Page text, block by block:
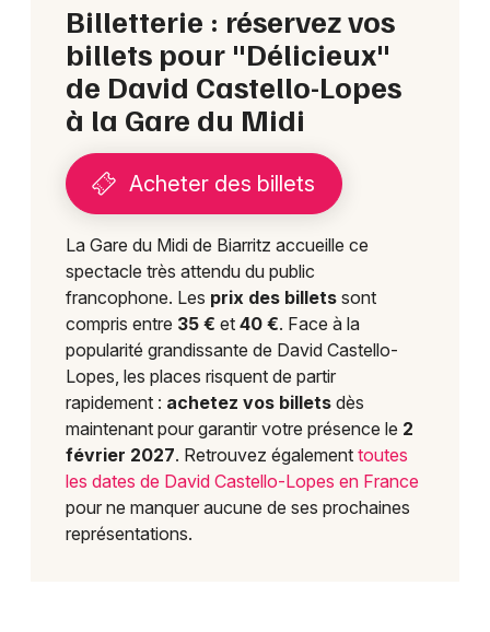
Billetterie : réservez vos
billets pour "Délicieux"
de David Castello-Lopes
à la Gare du Midi
Acheter des billets
La Gare du Midi de Biarritz accueille ce
spectacle très attendu du public
francophone. Les prix des billets sont
compris entre 35 € et 40 €. Face à la
popularité grandissante de David Castello-
Lopes, les places risquent de partir
rapidement : achetez vos billets dès
maintenant pour garantir votre présence le 2
février 2027. Retrouvez également toutes
les dates de David Castello-Lopes en France
pour ne manquer aucune de ses prochaines
représentations.